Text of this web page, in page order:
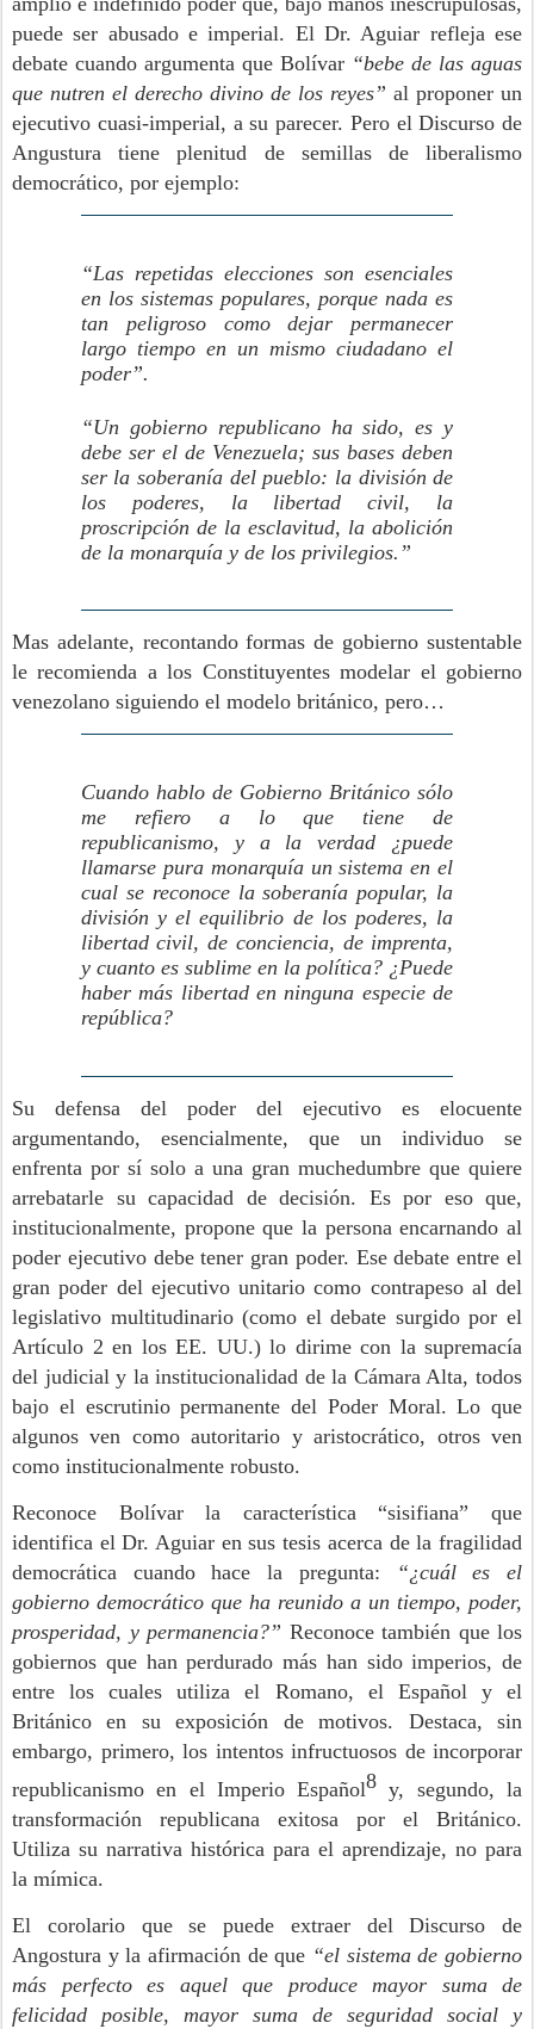
puede ser abusado e imperial. El Dr. Aguiar refleja ese
debate cuando argumenta que Bolívar “bebe de las aguas
que nutren el derecho divino de los reyes” al proponer un
ejecutivo cuasi-imperial, a su parecer. Pero el Discurso de
Angustura tiene plenitud de semillas de liberalismo
democrático, por ejemplo:
“Las repetidas elecciones son esenciales
en los sistemas populares, porque nada es
tan peligroso como dejar permanecer
largo tiempo en un mismo ciudadano el
poder”.
“Un gobierno republicano ha sido, es y
debe ser el de Venezuela; sus bases deben
ser la soberanía del pueblo: la división de
los poderes, la libertad civil, la
proscripción de la esclavitud, la abolición
de la monarquía y de los privilegios.”
Mas adelante, recontando formas de gobierno sustentable
le recomienda a los Constituyentes modelar el gobierno
venezolano siguiendo el modelo británico, pero…
Cuando hablo de Gobierno Británico sólo
me refiero a lo que tiene de
republicanismo, y a la verdad ¿puede
llamarse pura monarquía un sistema en el
cual se reconoce la soberanía popular, la
división y el equilibrio de los poderes, la
libertad civil, de conciencia, de imprenta,
y cuanto es sublime en la política? ¿Puede
haber más libertad en ninguna especie de
república?
Su defensa del poder del ejecutivo es elocuente
argumentando, esencialmente, que un individuo se
enfrenta por sí solo a una gran muchedumbre que quiere
arrebatarle su capacidad de decisión. Es por eso que,
institucionalmente, propone que la persona encarnando al
poder ejecutivo debe tener gran poder. Ese debate entre el
gran poder del ejecutivo unitario como contrapeso al del
legislativo multitudinario (como el debate surgido por el
Artículo 2 en los EE. UU.) lo dirime con la supremacía
del judicial y la institucionalidad de la Cámara Alta, todos
bajo el escrutinio permanente del Poder Moral. Lo que
algunos ven como autoritario y aristocrático, otros ven
como institucionalmente robusto.
Reconoce Bolívar la característica “sisifiana” que
identifica el Dr. Aguiar en sus tesis acerca de la fragilidad
democrática cuando hace la pregunta:
“¿cuál es el
gobierno democrático que ha reunido a un tiempo, poder,
prosperidad, y permanencia?” Reconoce también que los
gobiernos que han perdurado más han sido imperios, de
entre los cuales utiliza el Romano, el Español y el
Británico en su exposición de motivos. Destaca, sin
embargo, primero, los intentos infructuosos de incorporar
republicanismo en el Imperio Español8 y, segundo, la
transformación republicana exitosa por el Británico.
Utiliza su narrativa histórica para el aprendizaje, no para
la mímica.
El corolario que se puede extraer del Discurso de
Angostura y la afirmación de que “el sistema de gobierno
más perfecto es aquel que produce mayor suma de
felicidad posible, mayor suma de seguridad social y